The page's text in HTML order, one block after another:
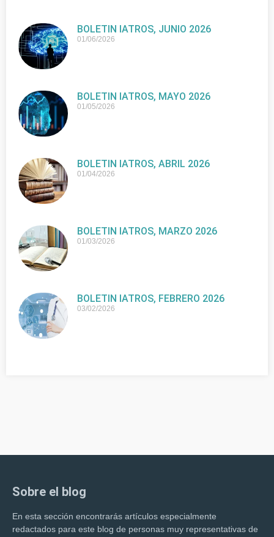
BOLETIN IATROS, JUNIO 2026
01/06/2026
BOLETIN IATROS, MAYO 2026
01/05/2026
BOLETIN IATROS, ABRIL 2026
01/04/2026
BOLETIN IATROS, MARZO 2026
01/03/2026
BOLETIN IATROS, FEBRERO 2026
03/02/2026
Sobre el blog
En esta sección encontrarás artículos especialmente
redactados para este blog de personas muy representativas de